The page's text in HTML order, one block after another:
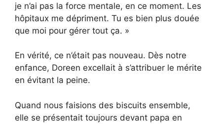
je n’ai pas la force mentale, en ce moment. Les
hôpitaux me dépriment. Tu es bien plus douée
que moi pour gérer tout ça. »
En vérité, ce n’était pas nouveau. Dès notre
enfance, Doreen excellait à s’attribuer le mérite
en évitant la peine.
Quand nous faisions des biscuits ensemble,
elle se présentait toujours devant papa en